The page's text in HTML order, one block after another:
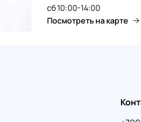
10
20
сб 10:00-14:00
Посмотреть на карте